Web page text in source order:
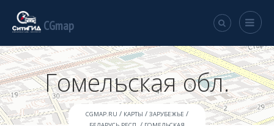
CGmap
Гомельская обл.
CGMAP.RU / КАРТЫ / ЗАРУБЕЖЬЕ /